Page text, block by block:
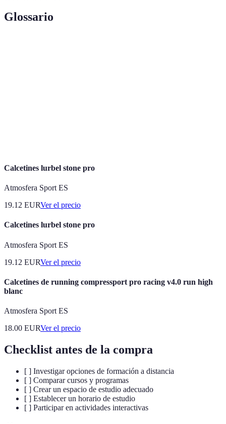
Glossario
Calcetines lurbel stone pro
Atmosfera Sport ES
19.12 EURVer el precio
Calcetines lurbel stone pro
Atmosfera Sport ES
19.12 EURVer el precio
Calcetines de running compressport pro racing v4.0 run high
blanc
Atmosfera Sport ES
18.00 EURVer el precio
Checklist antes de la compra
[ ] Investigar opciones de formación a distancia
[ ] Comparar cursos y programas
[ ] Crear un espacio de estudio adecuado
[ ] Establecer un horario de estudio
[ ] Participar en actividades interactivas